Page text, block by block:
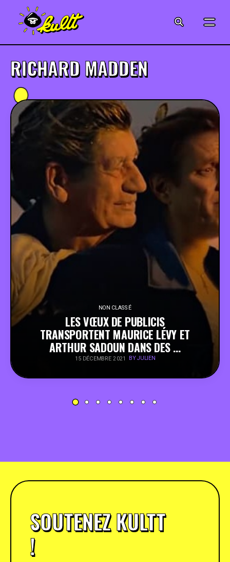
MUSIQUE
CRÉATION
ART
JEUX-VIDÉO
VINTAGE
PEOPLE
BONS PLANS
SOUTENEZ KULTT
RICHARD MADDEN
NON CLASSÉ
LES VŒUX DE PUBLICIS
TRANSPORTENT MAURICE LÉVY ET
ARTHUR SADOUN DANS DES …
15 DÉCEMBRE 2021 BY JULIEN
SOUTENEZ KULTT
!